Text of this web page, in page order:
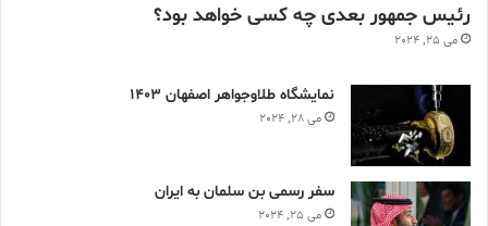
رئیس جمهور بعدی چه کسی خواهد بود؟
می 25, 2024
نمایشگاه طلاوجواهر اصفهان 1403
می 28, 2024
سفر رسمی بن سلمان به ایران
می 25, 2024